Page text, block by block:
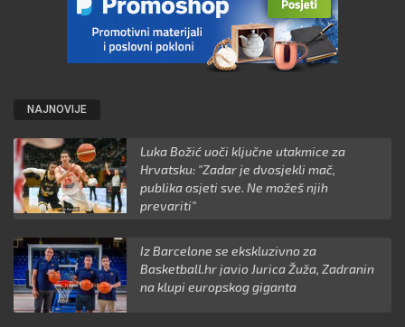
NAJNOVIJE
Luka Božić uoči ključne utakmice za
Hrvatsku: "Zadar je dvosjekli mač,
publika osjeti sve. Ne možeš njih
prevariti"
Iz Barcelone se ekskluzivno za
Basketball.hr javio Jurica Žuža, Zadranin
na klupi europskog giganta